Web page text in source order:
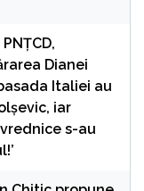
Dianei
Italiei au
iar
s-au